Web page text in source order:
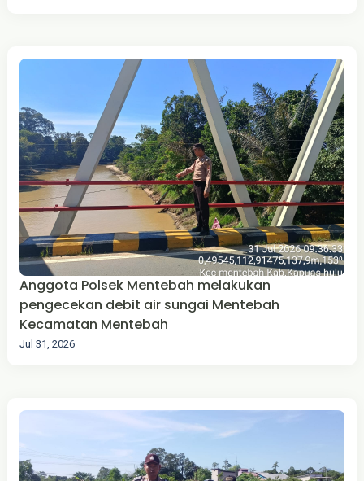
Anggota Polsek Mentebah melakukan
pengecekan debit air sungai Mentebah
Kecamatan Mentebah
Jul 31, 2026